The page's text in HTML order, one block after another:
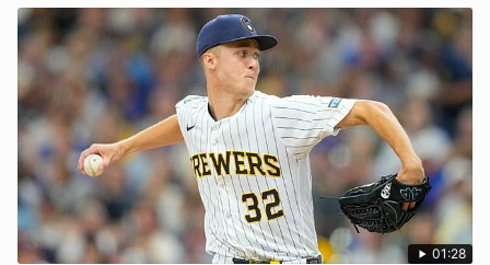
雙腳踩球練習預防下肢靜脈栓塞。
◎ 諮詢專家／袁明琦醫師．鄒瑋倫中醫師、康志森醫師
01:28